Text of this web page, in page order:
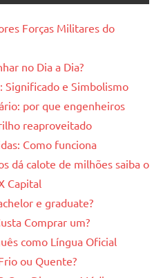
Forças Militares do
no Dia a Dia?
Significado e Simbolismo
por que engenheiros
reaproveitado
Como funciona
dá calote de milhões saiba o
Capital
e graduate?
Comprar um?
como Língua Oficial
ou Quente?